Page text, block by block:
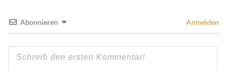
Abonnieren Anmelden